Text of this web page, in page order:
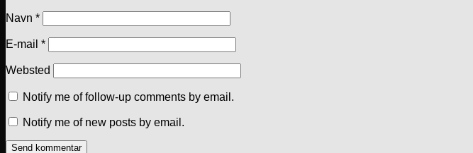
Navn *
E-mail *
Websted
Notify me of follow-up comments by email.
Notify me of new posts by email.